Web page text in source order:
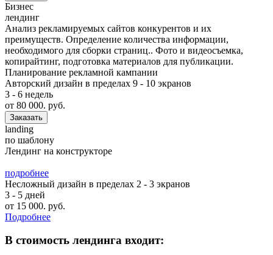
Бизнес
лендинг
Анализ рекламируемых сайтов конкурентов и их
преимуществ. Определение количества информации,
необходимого для сборки страниц.. Фото и видеосъемка,
копирайтинг, подготовка материалов для публикации.
Планирование рекламной кампании
Авторский дизайн в пределах 9 - 10 экранов
3 - 6 недель
от 80 000. руб.
Заказать
landing
по шаблону
Лендинг на конструкторе
подробнее
Несложный дизайн в пределах 2 - 3 экранов
3 - 5 дней
от 15 000. руб.
Подробнее
В стоимость лендинга входит: